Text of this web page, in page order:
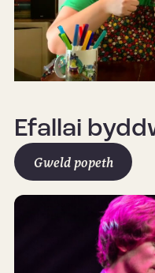
Efallai
Gweld popeth